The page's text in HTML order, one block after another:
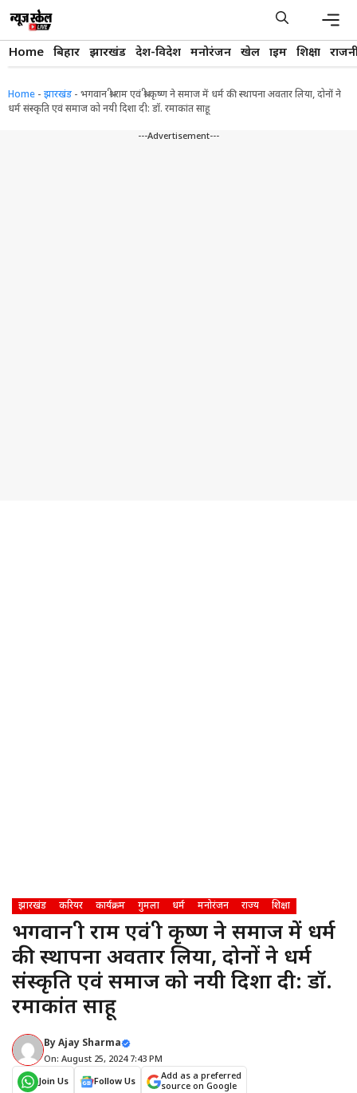
content
Home बिहार झारखंड देश-विदेश मनोरंजन खेल क्राइम शिक्षा
Home - झारखंड - भगवान श्री राम एवं श्री कृष्ण ने समाज में धर्म की स्थापना अवतार लिया, दोनों ने
धर्म संस्कृति एवं समाज को नयी दिशा दी: डॉ. रमाकांत साहू
---Advertisement---
झारखंड करियर कार्यक्रम गुमला धर्म मनोरंजन राज्य शिक्षा
भगवान श्री राम एवं श्री कृष्ण ने समाज में धर्म
की स्थापना अवतार लिया, दोनों ने धर्म
संस्कृति एवं समाज को नयी दिशा दी: डॉ.
रमाकांत साहू
ByAjay Sharma
On: August 25, 2024 7:43 PM
Join Us
Follow Us
Add as a preferred
source on Google